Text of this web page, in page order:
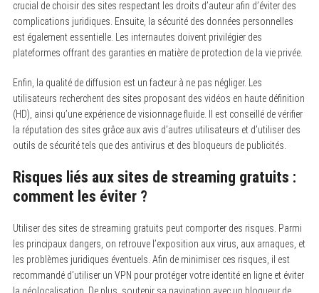
crucial de choisir des sites respectant les droits d’auteur afin d’éviter des
complications juridiques. Ensuite, la sécurité des données personnelles
est également essentielle. Les internautes doivent privilégier des
plateformes offrant des garanties en matière de protection de la vie privée.
Enfin, la qualité de diffusion est un facteur à ne pas négliger. Les
utilisateurs recherchent des sites proposant des vidéos en haute définition
(HD), ainsi qu’une expérience de visionnage fluide. Il est conseillé de vérifier
la réputation des sites grâce aux avis d’autres utilisateurs et d’utiliser des
outils de sécurité tels que des antivirus et des bloqueurs de publicités.
Risques liés aux sites de streaming gratuits :
comment les éviter ?
Utiliser des sites de streaming gratuits peut comporter des risques. Parmi
les principaux dangers, on retrouve l’exposition aux virus, aux arnaques, et
les problèmes juridiques éventuels. Afin de minimiser ces risques, il est
recommandé d’utiliser un VPN pour protéger votre identité en ligne et éviter
e
r
f
o
r